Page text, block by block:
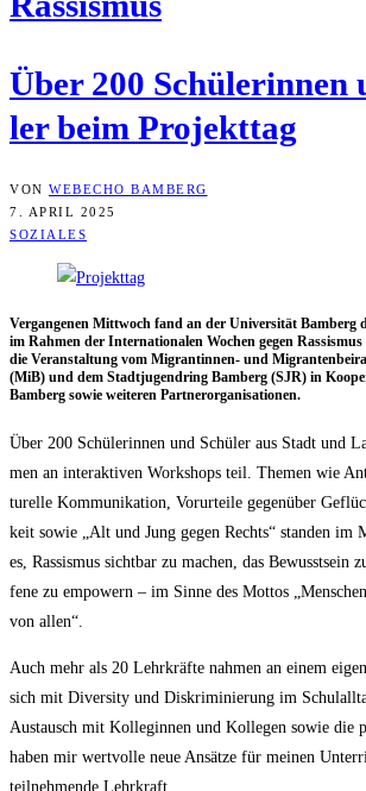
Über 200 Schü­le­rin­nen
ler beim Projekttag
VON WEBECHO BAMBERG
7. APRIL 2025
SOZIALES
Ver­gan­ge­nen Mitt­woch fand an der Uni­ver­si­tät Bam­berg
im Rah­men der Inter­na­tio­na­len Wochen gegen
die Ver­an­stal­tung vom Migran­tin­nen- und
(MiB) und dem Stadt­ju­gend­ring Bam­berg (SJR) in
Bam­berg sowie wei­te­ren Partnerorganisationen.
Über 200 Schü­le­rin­nen und Schü­ler aus Stadt und
men an inter­ak­ti­ven Work­shops teil. The­men wie
tu­rel­le Kom­mu­ni­ka­ti­on, Vor­ur­tei­le gegen­über
keit sowie „Alt und Jung gegen Rechts“ stan­den
es, Ras­sis­mus sicht­bar zu machen, das Bewusst­sein
fe­ne zu empowern – im Sin­ne des Mot­tos
von allen“.
Auch mehr als 20 Lehr­kräf­te nah­men an einem
sich mit Diver­si­ty und Dis­kri­mi­nie­rung im
Aus­tausch mit Kol­le­gin­nen und Kol­le­gen sowie die
haben mir wert­vol­le neue Ansät­ze für mei­nen
teil­neh­men­de Lehrkraft.